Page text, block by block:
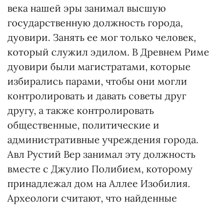
века нашей эры занимал высшую
государственную должность города,
дуовири. Занять ее мог только человек,
который служил эдилом. В Древнем Риме
дуовири были магистратами, которые
избирались парами, чтобы они могли
контролировать и давать советы друг
другу, а также контролировать
общественные, политические и
административные учреждения города.
Авл Рустий Вер занимал эту должность
вместе с Джулио Полибием, которому
принадлежал дом на Аллее Изобилия.
Археологи считают, что найденные